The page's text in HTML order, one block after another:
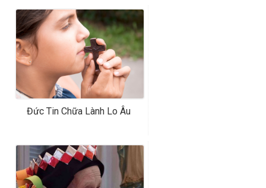
Đức Tin Chữa Lành Lo Âu